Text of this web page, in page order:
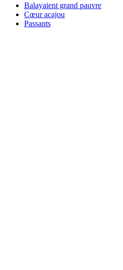
Balayaient grand pauvre
Cœur acajou
Passants